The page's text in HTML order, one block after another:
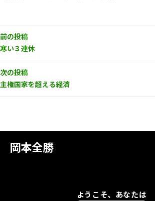
岡本全勝
ようこそ、あなたは
前の投稿
寒い３連休
次の投稿
主権国家を超える経済